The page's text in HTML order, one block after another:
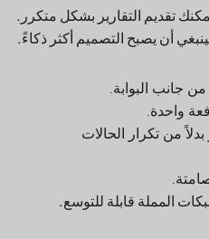
تقديم التقارير بشكل متكرر.
أن يصبح التصميم أكثر ذكاءً.
جانب البوابة.
واحدة.
بدلاً من تكرار الحالات
المملة قابلة للتوسع.